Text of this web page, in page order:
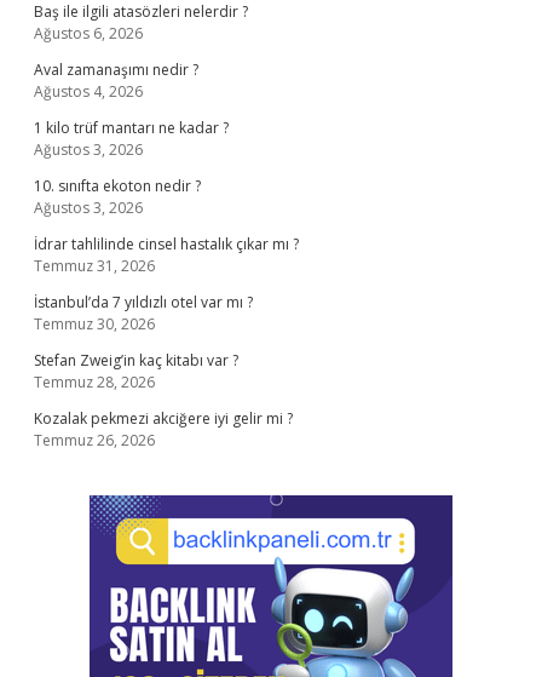
Baş ile ilgili atasözleri nelerdir ?
Ağustos 6, 2026
Aval zamanaşımı nedir ?
Ağustos 4, 2026
1 kilo trüf mantarı ne kadar ?
Ağustos 3, 2026
10. sınıfta ekoton nedir ?
Ağustos 3, 2026
İdrar tahlilinde cinsel hastalık çıkar mı ?
Temmuz 31, 2026
İstanbul’da 7 yıldızlı otel var mı ?
Temmuz 30, 2026
Stefan Zweig’in kaç kitabı var ?
Temmuz 28, 2026
Kozalak pekmezi akciğere iyi gelir mi ?
Temmuz 26, 2026